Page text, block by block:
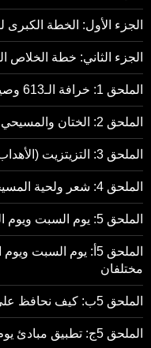
الجزء الأول: الخطة
الجزء الثاني: خطة الخلاص
الملحق 1: خرافة الـ613 وصية
الملحق 2: الختان والمسيحي
الملحق 3: التزيتزيت (الأهداب، الخيوط، الشُرابات)
الملحق 4: شعر ولحية المسيحي
الملحق 5: يوم السبت ويوم الذهاب إلى الكنيسة، شيئان مختلفان
الملحق 5أ: يوم
مختلفان
الملحق 5ب: كيف نحافظ على يوم السبت في العصر الحديث
الملحق 5ج: تطبيق مبادئ يوم السبت في الحياة اليومية